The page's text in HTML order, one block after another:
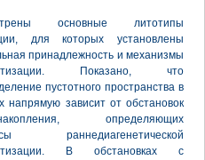
основные литотипы
для которых установлены
принадлежность и механизмы
Показано, что
пустотного пространства в
напрямую зависит от обстановок
определяющих
раннедиагенетической
В обстановках с